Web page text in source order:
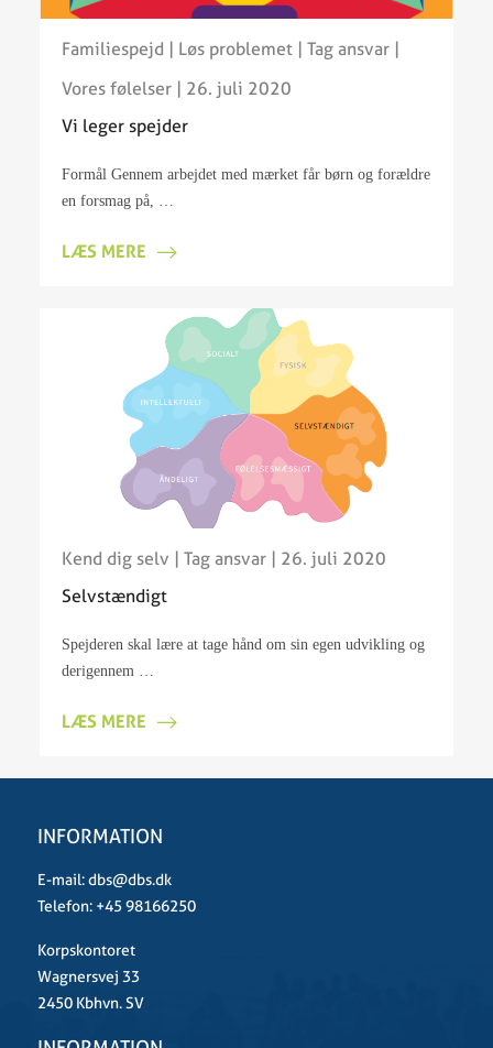
Familiespejd | Løs problemet| Tag ansvar|
Vores følelser| 26. juli 2020
Vi leger spejder
Formål Gennem arbejdet med mærket får børn og forældre
en forsmag på, …
LÆS MERE
Kend dig selv | Tag ansvar| 26. juli 2020
Selvstændigt
Spejderen skal lære at tage hånd om sin egen udvikling og
derigennem …
LÆS MERE
INFORMATION
E-mail:dbs@dbs.dk
Telefon: +45 98166250
Korpskontoret
Wagnersvej 33
2450 Kbhvn. SV